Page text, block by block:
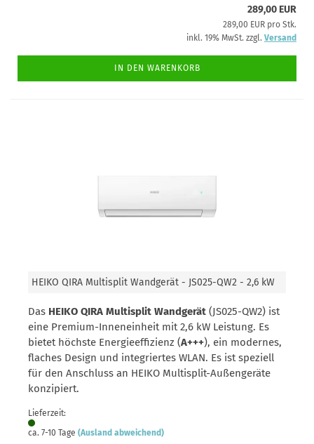
289,00 EUR
289,00 EUR pro Stk.
inkl. 19% MwSt. zzgl. Versand
IN DEN WARENKORB
HEIKO QIRA Multisplit Wandgerät - JS025-QW2 - 2,6 kW
Das HEIKO QIRA Multisplit Wandgerät (JS025-QW2) ist
eine Premium-Inneneinheit mit 2,6 kW Leistung. Es
bietet höchste Energieeffizienz (A+++), ein modernes,
flaches Design und integriertes WLAN. Es ist speziell
für den Anschluss an HEIKO Multisplit-Außengeräte
konzipiert.
Lieferzeit:
ca. 7-10 Tage (Ausland abweichend)